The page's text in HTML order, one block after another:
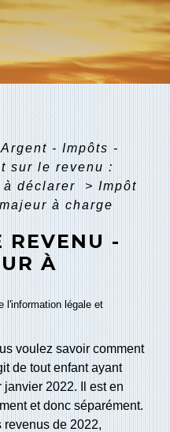
Argent - Impôts -
sur le revenu :
à déclarer > Impôt
à charge
REVENU -
À
l'information légale et
voulez savoir comment
de tout enfant ayant
janvier 2022. Il est en
et donc séparément.
revenus de 2022,